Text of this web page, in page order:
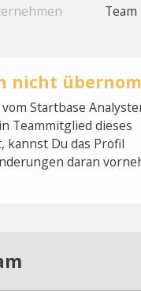
Team
nicht
Startbase
Teammitglied dieses
Du das Profil
daran